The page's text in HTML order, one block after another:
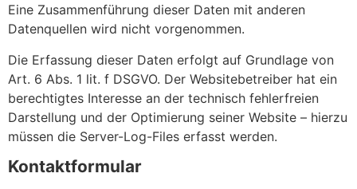
Eine Zusammenführung dieser Daten mit anderen
Datenquellen wird nicht vorgenommen.
Die Erfassung dieser Daten erfolgt auf Grundlage von
Art. 6 Abs. 1 lit. f DSGVO. Der Websitebetreiber hat ein
berechtigtes Interesse an der technisch fehlerfreien
Darstellung und der Optimierung seiner Website – hierzu
müssen die Server-Log-Files erfasst werden.
Kontaktformular